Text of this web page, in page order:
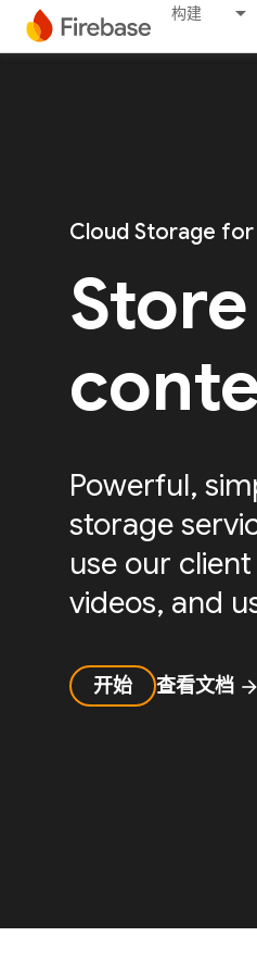
构建
Cloud Storage
Powerful,
storage
use our
videos, and
开始 查看文档 arrow_forward